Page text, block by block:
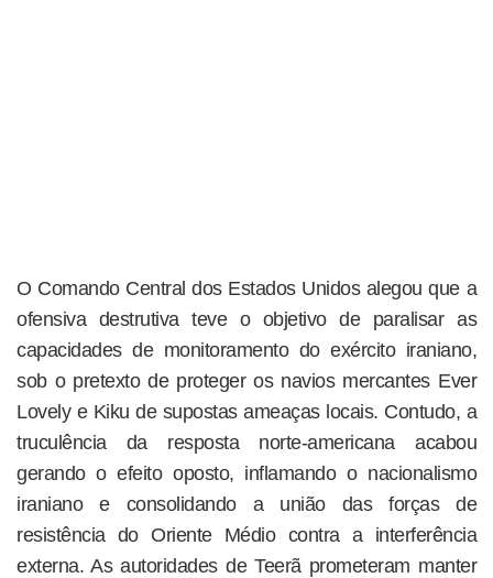
O Comando Central dos Estados Unidos alegou que a
ofensiva destrutiva teve o objetivo de paralisar as
capacidades de monitoramento do exército iraniano,
sob o pretexto de proteger os navios mercantes Ever
Lovely e Kiku de supostas ameaças locais. Contudo, a
truculência da resposta norte-americana acabou
gerando o efeito oposto, inflamando o nacionalismo
iraniano e consolidando a união das forças de
resistência do Oriente Médio contra a interferência
externa. As autoridades de Teerã prometeram manter